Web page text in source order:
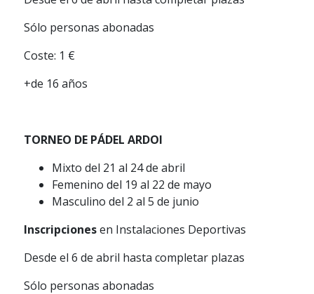
Sólo personas abonadas
Coste: 1 €
+de 16 años
TORNEO DE PÁDEL ARDOI
Mixto del 21 al 24 de abril
Femenino del 19 al 22 de mayo
Masculino del 2 al 5 de junio
Inscripcionesen Instalaciones Deportivas
Desde el 6 de abril hasta completar plazas
Sólo personas abonadas